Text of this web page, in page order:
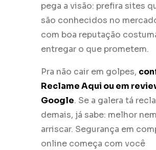
pega a visão: prefira sites
são conhecidos no
com boa reputação
entregar o que prometem.
Pra não cair em golpes,
Reclame Aqui ou em
Google. Se a galera tá
demais, já sabe: melhor nem
arriscar. Segurança em
online começa com você